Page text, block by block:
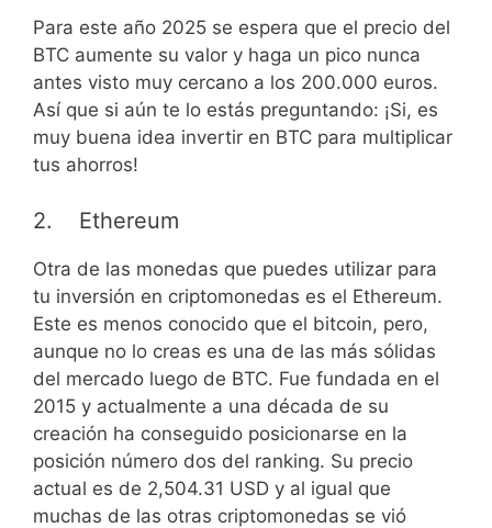
Para este año 2025 se espera que el precio del
BTC aumente su valor y haga un pico nunca
antes visto muy cercano a los 200.000 euros.
Así que si aún te lo estás preguntando: ¡Si, es
muy buena idea invertir en BTC para multiplicar
tus ahorros!
2. Ethereum
Otra de las monedas que puedes utilizar para
tu inversión en criptomonedas es el Ethereum.
Este es menos conocido que el bitcoin, pero,
aunque no lo creas es una de las más sólidas
del mercado luego de BTC. Fue fundada en el
2015 y actualmente a una década de su
creación ha conseguido posicionarse en la
posición número dos del ranking. Su precio
actual es de 2,504.31 USD y al igual que
muchas de las otras criptomonedas se vió